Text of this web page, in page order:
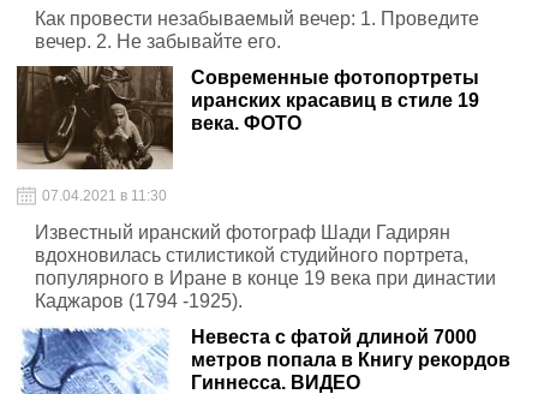
Как провести незабываемый вечер: 1. Проведите
вечер. 2. Не забывайте его.
Современные фотопортреты
иранских красавиц в стиле 19
века. ФОТО
07.04.2021 в 11:30
Известный иранский фотограф Шади Гадирян
вдохновилась стилистикой студийного портрета,
популярного в Иране в конце 19 века при династии
Каджаров (1794 -1925).
Невеста с фатой длиной 7000
метров попала в Книгу рекордов
Гиннесса. ВИДЕО